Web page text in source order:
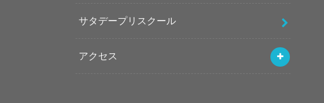
サタデープリスクール
アクセス